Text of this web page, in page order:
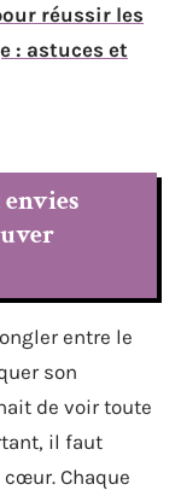
réussir les
: astuces et
entre le
son
de voir toute
il faut
Chaque